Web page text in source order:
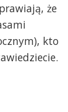
że
kto